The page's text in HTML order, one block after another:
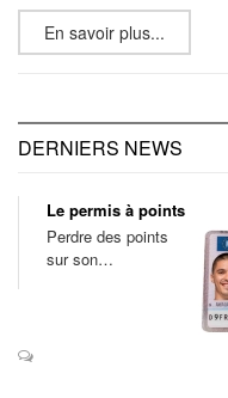
En savoir plus...
DERNIERS NEWS
Le permis à points
Perdre des points
sur son…